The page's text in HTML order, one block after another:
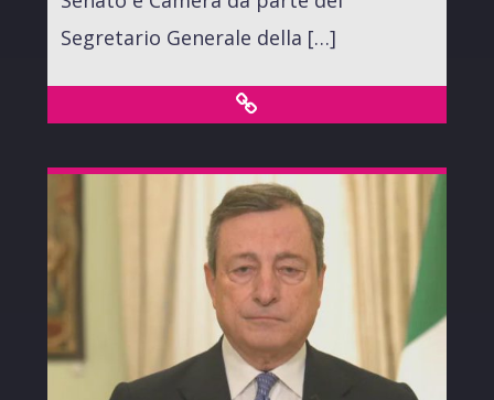
Segretario Generale della […]